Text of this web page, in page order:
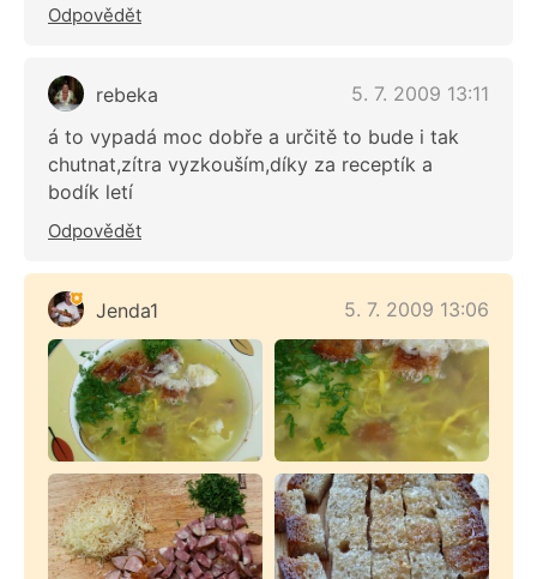
Odpovědět
rebeka
5. 7. 2009 13:11
á to vypadá moc dobře a určitě to bude i tak
chutnat,zítra vyzkouším,díky za receptík a
bodík letí
Odpovědět
Jenda1 5. 7. 2009 13:06